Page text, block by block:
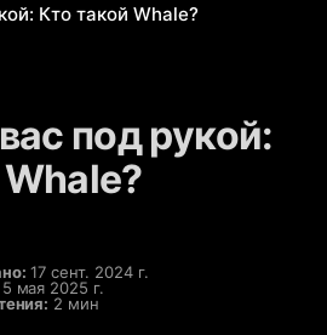
Кто такой Whale?
под рукой:
17 сент. 2024 г.
5 мая 2025 г.
2 мин